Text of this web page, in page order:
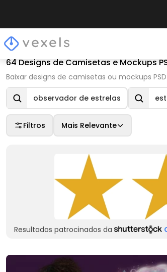
64 Designs de Camisetas e Mockups
Baixar designs de camisetas ou mockups
observador de estrelas
Filtros Mais Relevante
Resultados patrocinados da